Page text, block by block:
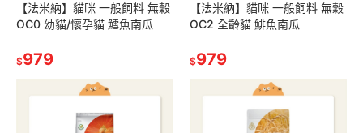
【法米納】貓咪 一般飼料 無穀
OC0 幼貓/懷孕貓 鱈魚南瓜
$979
【法米納】貓咪 一般飼料 無穀
OC2 全齡貓 鯡魚南瓜
$979